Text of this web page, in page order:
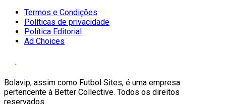
Termos e Condições
Políticas de privacidade
Política Editorial
Ad Choices
Bolavip, assim como Futbol Sites, é uma empresa
pertencente à Better Collective. Todos os direitos
reservados.